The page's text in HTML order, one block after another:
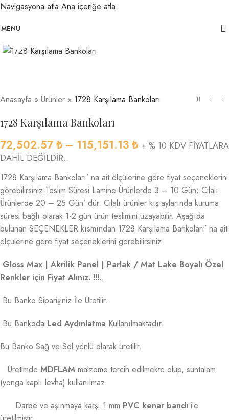
Navigasyona atla Ana içeriğe atla
MENÜ
Anasayfa » Ürünler » 1728 Karşılama Bankoları
1728 Karşılama Bankoları
72,502.57₺ – 115,151.13 ₺ + % 10 KDV FİYATLARA
DAHİL DEĞİLDİR..
1728 Karşılama Bankoları’ na ait ölçülerine göre fiyat seçeneklerini
görebilirsiniz.Teslim Süresi Lamine Ürünlerde 3 – 10 Gün; Cilalı
Ürünlerde 20 – 25 Gün’ dür. Cilalı ürünler kış aylarında kuruma
süresi bağlı olarak 1-2 gün ürün teslimini uzayabilir. Aşağıda
bulunan SEÇENEKLER kısmından 1728 Karşılama Bankoları’ na ait
ölçülerine göre fiyat seçeneklerini görebilirsiniz.
Gloss Max | Akrilik Panel | Parlak / Mat Lake Boyalı Özel
Renkler için Fiyat Alınız. !!!..
Bu Banko Siparişiniz İle Üretilir.
Bu Bankoda Led Aydınlatma Kullanılmaktadır.
Bu Banko Sağ ve Sol yönlü olarak üretilir.
Üretimde MDFLAM malzeme tercih edilmekte olup, suntalam
(yonga kaplı levha) kullanılmaz.
Darbe ve aşınmaya karşı 1 mm PVC kenar bandı ile